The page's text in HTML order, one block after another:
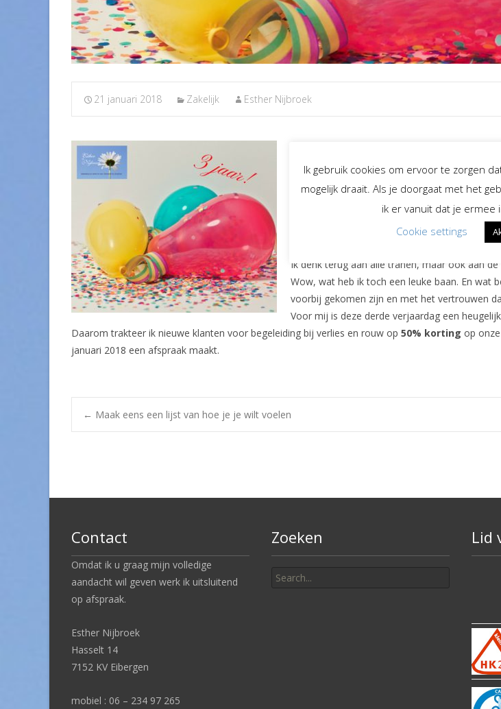
21 januari 2018 Zakelijk Esther Nijbroek
Waarom?
Mijn bedrijf bestaat al weer 3 jaar!
* Ongelofelijk hoe hard de tijd is gegaan
* Het heeft me zo ontzettend veel mooie
Ik denk terug aan alle tranen, maar ook aan
Wow, wat heb ik toch een leuke baan. En wat
voorbij gekomen zijn en met het vertrouwen
Voor mij is deze derde verjaardag een
Daarom trakteer ik nieuwe klanten voor begeleiding bij verlies en rouw op 50% korting op
januari 2018 een afspraak maakt.
Post
← Maak eens een lijst van hoe je je wilt voelen
Contact
Omdat ik u graag mijn volledige
aandacht wil geven werk ik uitsluitend
op afspraak.
Esther Nijbroek
Hasselt 14
7152 KV Eibergen
mobiel : 06 – 234 97 265
Zoeken
for:
Lid
Ik gebruik cookies om ervoor te zorgen
mogelijk draait. Als je doorgaat met het
ik er vanuit dat je ermee
Cookie settings